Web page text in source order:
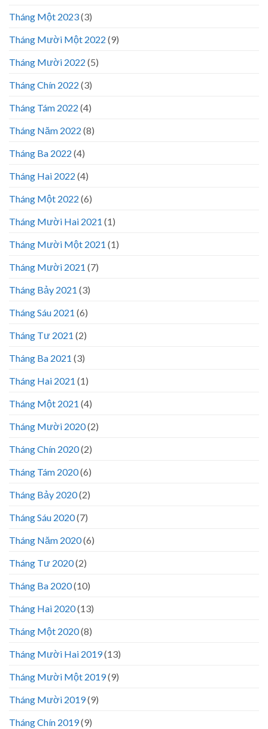
Tháng Một 2023(3)
Tháng Mười Một 2022 (9)
Tháng Mười 2022 (5)
Tháng Chín 2022 (3)
Tháng Tám 2022 (4)
Tháng Năm 2022 (8)
Tháng Ba 2022 (4)
Tháng Hai 2022 (4)
Tháng Một 2022 (6)
Tháng Mười Hai 2021 (1)
Tháng Mười Một 2021 (1)
Tháng Mười 2021 (7)
Tháng Bảy 2021 (3)
Tháng Sáu 2021 (6)
Tháng Tư 2021 (2)
Tháng Ba 2021 (3)
Tháng Hai 2021 (1)
Tháng Một 2021 (4)
Tháng Mười 2020(2)
Tháng Chín 2020(2)
Tháng Tám 2020(6)
Tháng Bảy 2020(2)
Tháng Sáu 2020(7)
Tháng Năm 2020(6)
Tháng Tư 2020(2)
Tháng Ba 2020(10)
Tháng Hai 2020(13)
Tháng Một 2020(8)
Tháng Mười Hai 2019(13)
Tháng Mười Một 2019(9)
Tháng Mười 2019(9)
Tháng Chín 2019(9)